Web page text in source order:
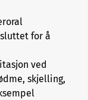
for å
ved
skjelling,